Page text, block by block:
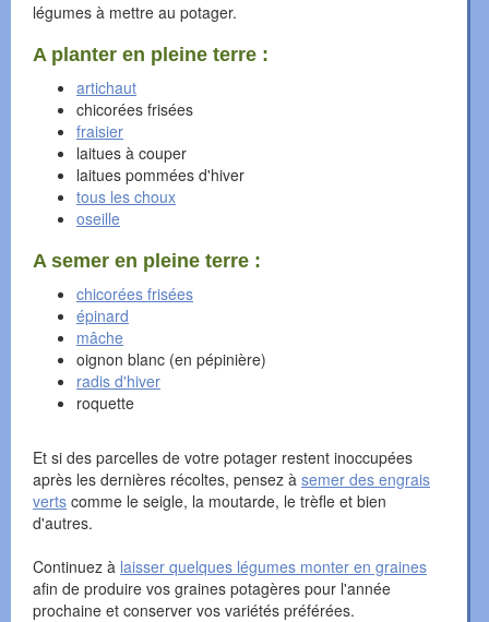
légumes à mettre au potager.
A planter en pleine terre :
artichaut
chicorées frisées
fraisier
laitues à couper
laitues pommées d'hiver
tous les choux
oseille
A semer en pleine terre :
chicorées frisées
épinard
mâche
oignon blanc (en pépinière)
radis d'hiver
roquette
Et si des parcelles de votre potager restent inoccupées
après les dernières récoltes, pensez à semer des engrais
verts comme le seigle, la moutarde, le trèfle et bien
d'autres.
Continuez à laisser quelques légumes monter en graines
afin de produire vos graines potagères pour l'année
prochaine et conserver vos variétés préférées.